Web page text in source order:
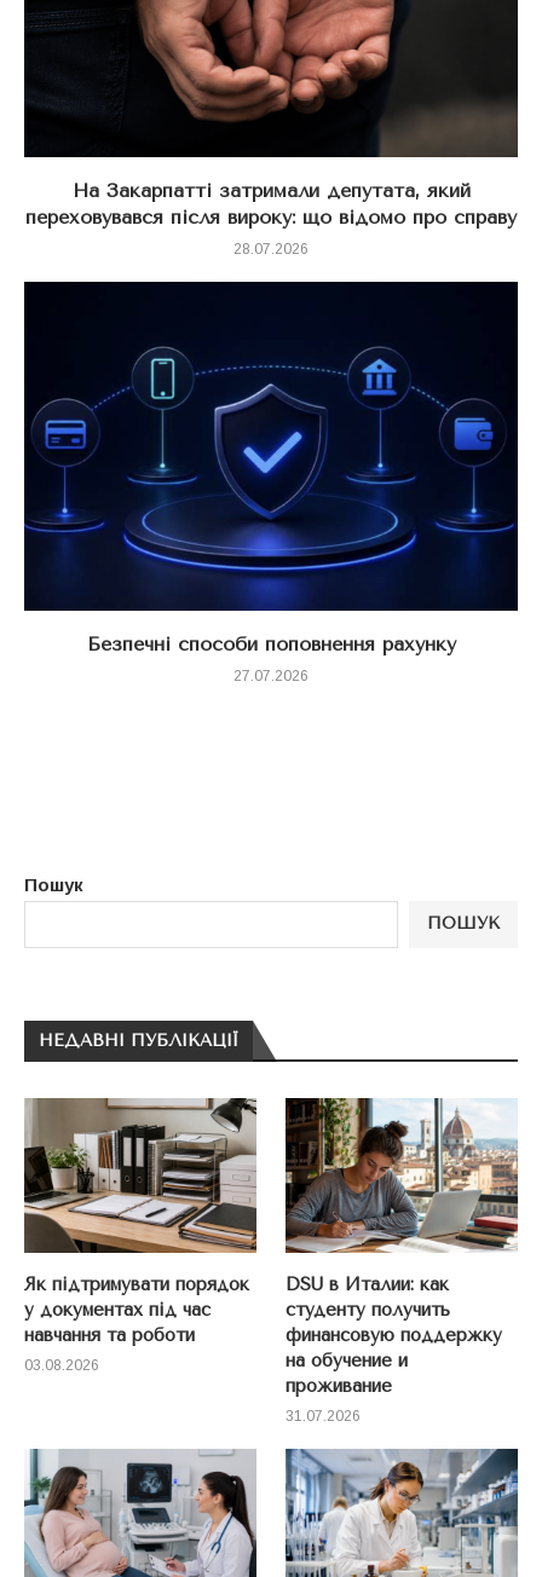
На Закарпатті затримали депутата, який
переховувався після вироку: що відомо про справу
28.07.2026
Безпечні способи поповнення рахунку
27.07.2026
Пошук
ПОШУК
НЕДАВНІ ПУБЛІКАЦІЇ
Як підтримувати порядок
у документах під час
навчання та роботи
03.08.2026
DSU в Италии: как
студенту получить
финансовую поддержку
на обучение и
проживание
31.07.2026